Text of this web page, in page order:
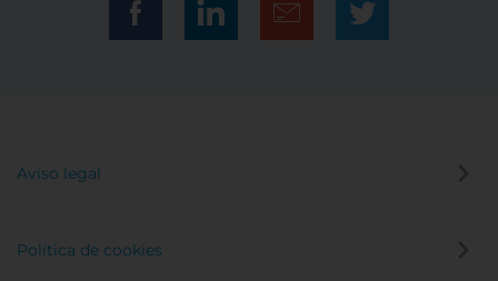
Aviso legal
Política de cookies